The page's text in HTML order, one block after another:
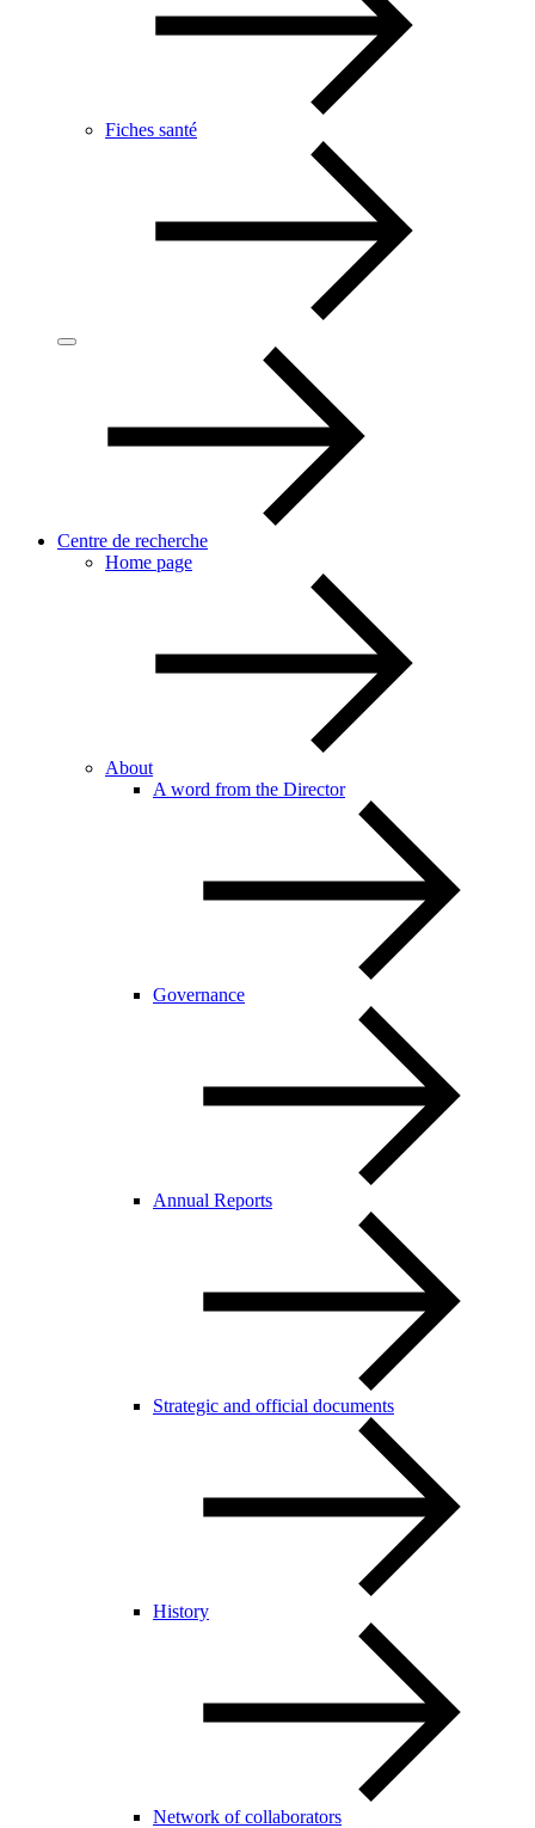
Fiches santé
Centre de recherche
Home page
About
A word from the Director
Governance
Annual Reports
Strategic and official documents
History
Network of collaborators